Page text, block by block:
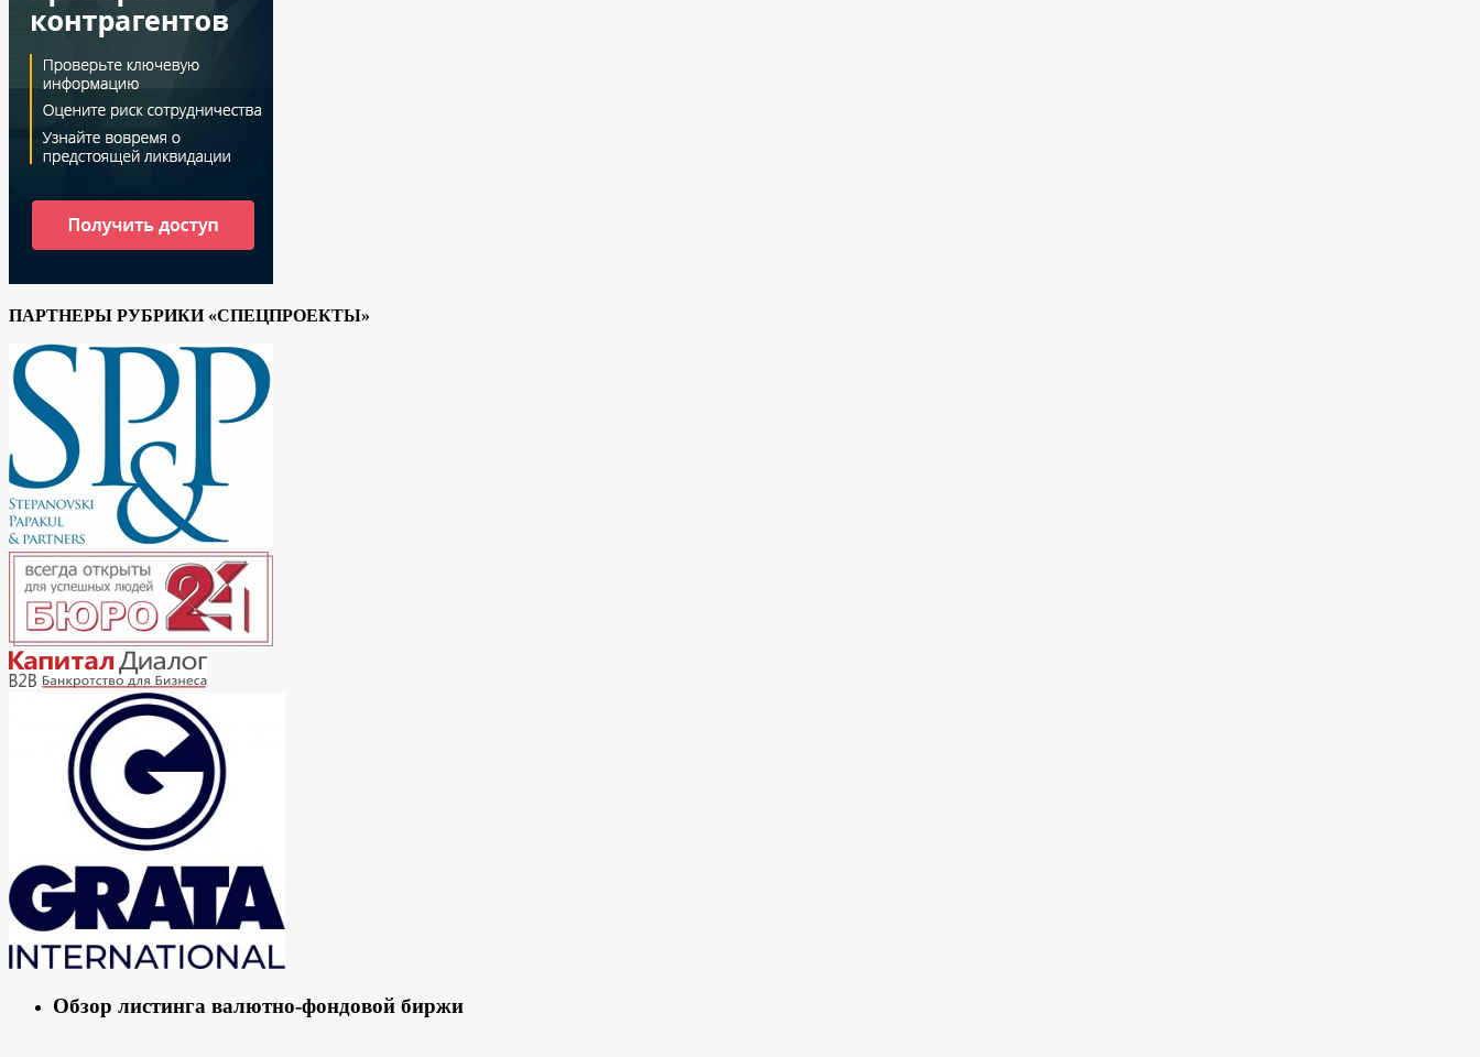
ПАРТНЕРЫ РУБРИКИ «СПЕЦПРОЕКТЫ»
Обзор листинга валютно-фондовой биржи